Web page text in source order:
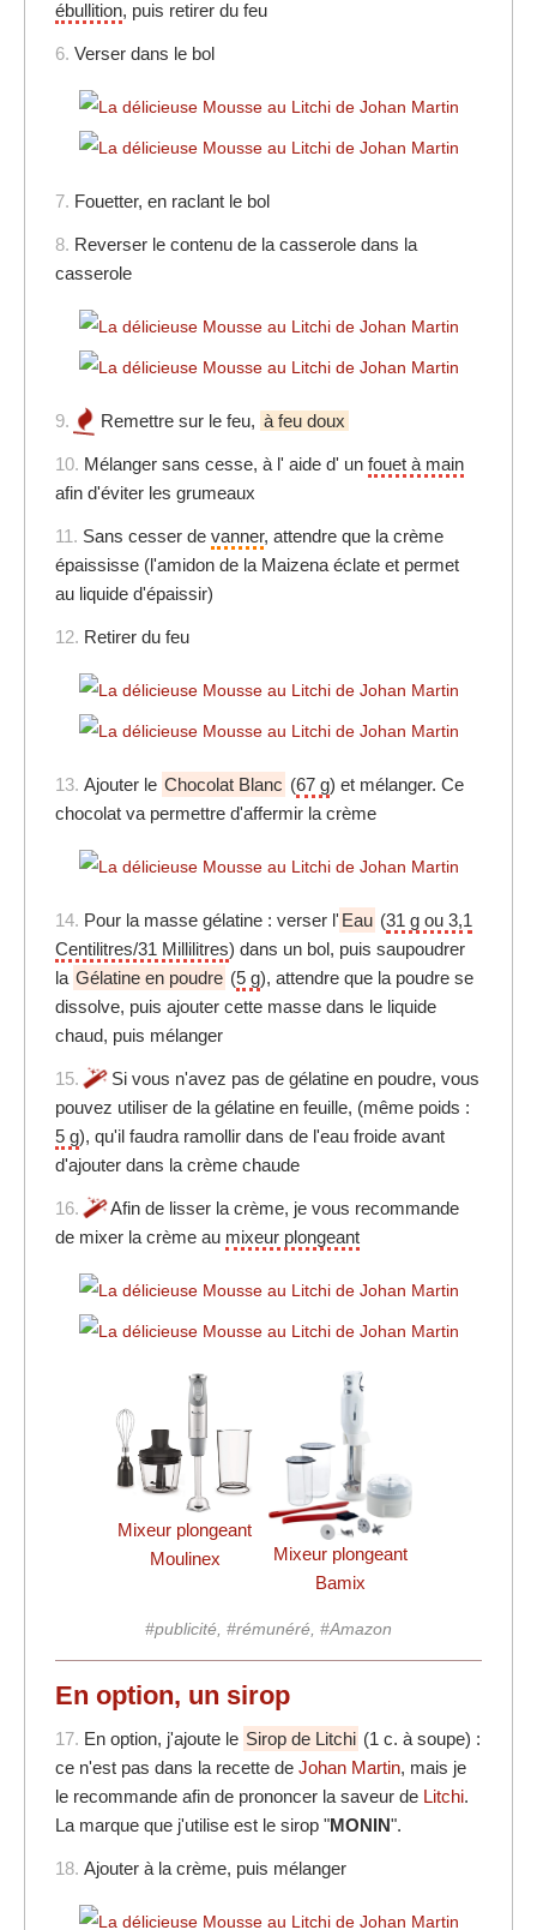
ébullition, puis retirer du feu
6. Verser dans le bol
7. Fouetter, en raclant le bol
8. Reverser le contenu de la casserole dans la
casserole
9. Remettre sur le feu, à feu doux
10. Mélanger sans cesse, à l' aide d' un fouet à main
afin d'éviter les grumeaux
11. Sans cesser de vanner, attendre que la crème
épaississe (l'amidon de la Maizena éclate et permet
au liquide d'épaissir)
12. Retirer du feu
13. Ajouter le Chocolat Blanc (67 g) et mélanger. Ce
chocolat va permettre d'affermir la crème
14. Pour la masse gélatine : verser l' Eau (31 g ou 3,1
Centilitres/31 Millilitres) dans un bol, puis saupoudrer
la Gélatine en poudre (5 g), attendre que la poudre se
dissolve, puis ajouter cette masse dans le liquide
chaud, puis mélanger
15.
Si vous n'avez pas de gélatine en poudre, vous
pouvez utiliser de la gélatine en feuille, (même poids :
5 g), qu'il faudra ramollir dans de l'eau froide avant
d'ajouter dans la crème chaude
16.
Afin de lisser la crème, je vous recommande
de mixer la crème au mixeur plongeant
Mixeur plongeant
Moulinex
Mixeur plongeant
Bamix
#publicité, #rémunéré, #Amazon
En option, un sirop
17. En option, j'ajoute le Sirop de Litchi (1 c. à soupe) :
ce n'est pas dans la recette de Johan Martin, mais je
le recommande afin de prononcer la saveur de Litchi.
La marque que j'utilise est le sirop "MONIN".
18. Ajouter à la crème, puis mélanger